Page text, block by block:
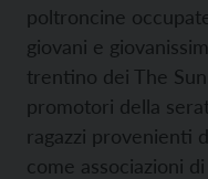
poltroncine
giovani e
trentino dei The
promotori della
ragazzi provenienti
come associazioni